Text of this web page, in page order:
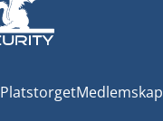
PlatstorgetMedlemskap